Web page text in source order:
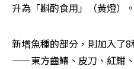
升為「斟酌食用」（黃燈）。
新增魚種的部分，則加入了
——東方齒鰆、皮刀、紅魽